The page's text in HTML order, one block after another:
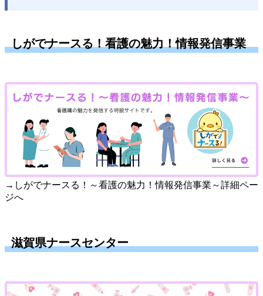
しがでナースる！看護の魅力！情報発信事業
→しがでナースる！～看護の魅力！情報発信事業～詳細ペー
ジへ
滋賀県ナースセンター